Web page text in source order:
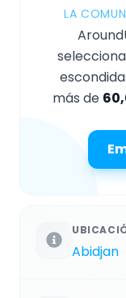
LA
más de
Abidjan